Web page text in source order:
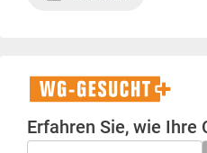
WG-
Gesucht+
Erfahren Sie, wie Ihre